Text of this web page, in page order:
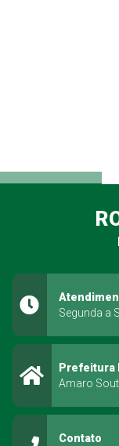
Segunda a
Prefeitura
Amaro
Contato